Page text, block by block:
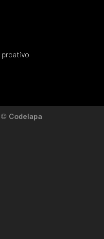
proativo
© Codelapa